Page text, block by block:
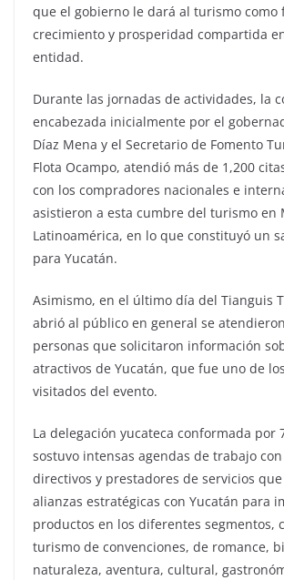
que el gobierno le dará al turismo como
crecimiento y prosperidad compartida
entidad.
Durante las jornadas de actividades, la
encabezada inicialmente por el
Díaz Mena y el Secretario de Fomento
Flota Ocampo, atendió más de 1,200
con los compradores nacionales e
asistieron a esta cumbre del turismo en
Latinoamérica, en lo que constituyó un
para Yucatán.
Asimismo, en el último día del Tianguis
abrió al público en general se
personas que solicitaron información
atractivos de Yucatán, que fue uno de
visitados del evento.
La delegación yucateca conformada por
sostuvo intensas agendas de trabajo
directivos y prestadores de servicios
alianzas estratégicas con Yucatán para
productos en los diferentes segmentos,
turismo de convenciones, de romance,
naturaleza, aventura, cultural,